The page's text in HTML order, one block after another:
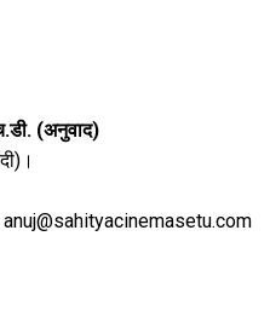
(अनुवाद)